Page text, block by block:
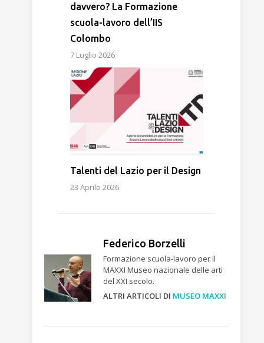
davvero? La Formazione
scuola-lavoro dell’IIS
Colombo
7 Luglio 2026
Talenti del Lazio per il Design
23 Aprile 2026
Federico Borzelli
Formazione scuola-lavoro per il
MAXXI Museo nazionale delle arti
del XXI secolo.
ALTRI ARTICOLI DI MUSEO MAXXI